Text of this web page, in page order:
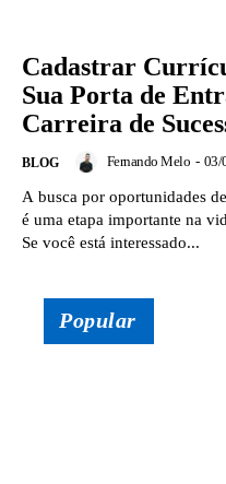
Cadastrar
Sua Porta de
Carreira de
BLOG Fernando Melo - 03/
A busca por oportunidades
é uma etapa importante na
Se você está interessado...
Popular